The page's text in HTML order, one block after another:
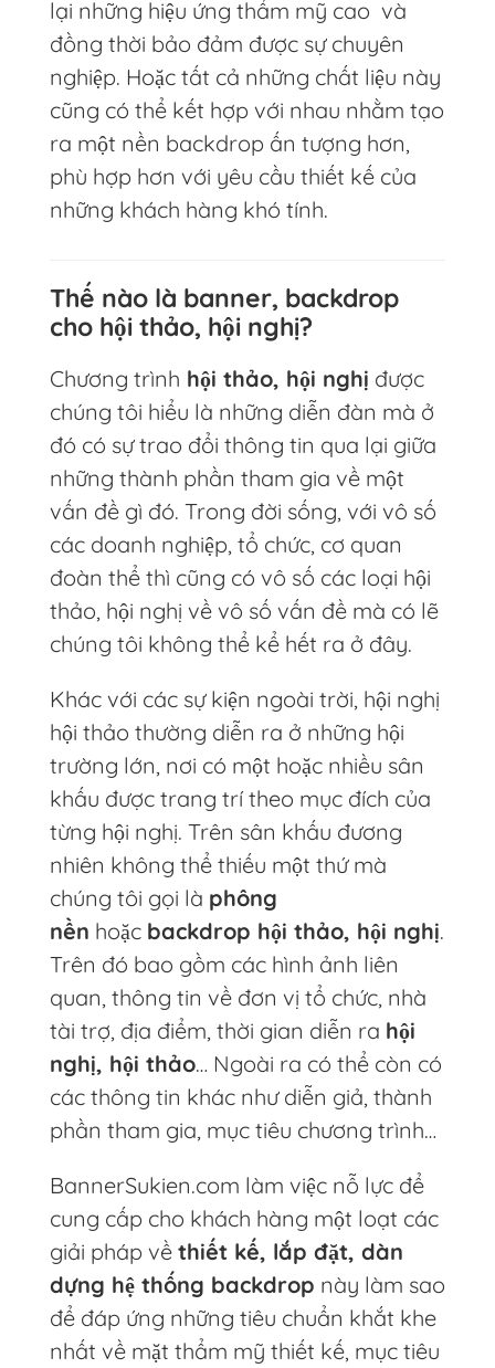
lại những hiệu ứng thẩm mỹ cao và
đồng thời bảo đảm được sự chuyên
nghiệp. Hoặc tất cả những chất liệu này
cũng có thể kết hợp với nhau nhằm tạo
ra một nền backdrop ấn tượng hơn,
phù hợp hơn với yêu cầu thiết kế của
những khách hàng khó tính.
Thế nào là banner, backdrop
cho hội thảo, hội nghị?
Chương trình hội thảo, hội nghị được
chúng tôi hiểu là những diễn đàn mà ở
đó có sự trao đổi thông tin qua lại giữa
những thành phần tham gia về một
vấn đề gì đó. Trong đời sống, với vô số
các doanh nghiệp, tổ chức, cơ quan
đoàn thể thì cũng có vô số các loại hội
thảo, hội nghị về vô số vấn đề mà có lẽ
chúng tôi không thể kể hết ra ở đây.
Khác với các sự kiện ngoài trời, hội nghị
hội thảo thường diễn ra ở những hội
trường lớn, nơi có một hoặc nhiều sân
khấu được trang trí theo mục đích của
từng hội nghị. Trên sân khấu đương
nhiên không thể thiếu một thứ mà
chúng tôi gọi là phông
nền hoặc backdrop hội thảo, hội nghị.
Trên đó bao gồm các hình ảnh liên
quan, thông tin về đơn vị tổ chức, nhà
tài trợ, địa điểm, thời gian diễn ra hội
nghị, hội thảo… Ngoài ra có thể còn có
các thông tin khác như diễn giả, thành
phần tham gia, mục tiêu chương trình…
BannerSukien.com làm việc nỗ lực để
cung cấp cho khách hàng một loạt các
giải pháp về thiết kế, lắp đặt, dàn
dựng hệ thống backdrop này làm sao
để đáp ứng những tiêu chuẩn khắt khe
nhất về mặt thẩm mỹ thiết kế, mục tiêu